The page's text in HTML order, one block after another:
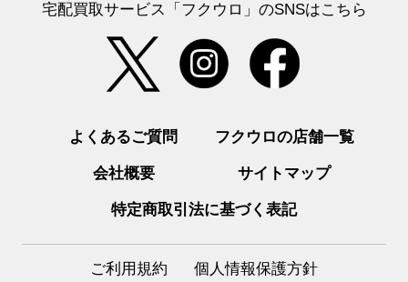
宅配買取サービス「フクウロ」のSNSはこちら
よくあるご質問 フクウロの店舗一覧
会社概要 サイトマップ
特定商取引法に基づく表記
ご利用規約 個人情報保護方針